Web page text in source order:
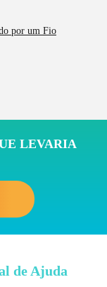
por um Fio
LEVARIA
de Ajuda